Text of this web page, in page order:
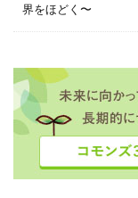
界をほどく〜